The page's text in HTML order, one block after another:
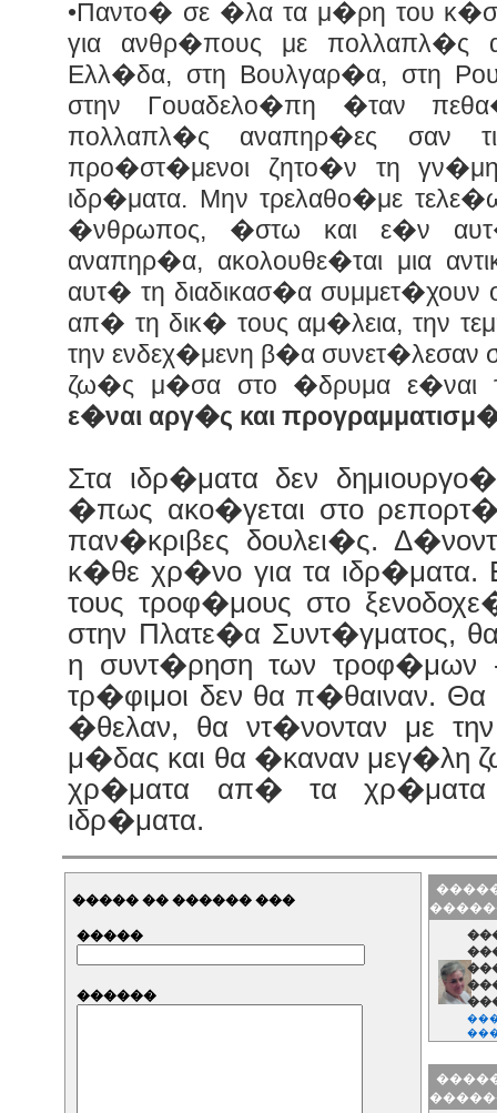
•Παντο� σε �λα τα μ�ρη του
για ανθρ�πους με πολλαπλ�ς
Ελλ�δα, στη Βουλγαρ�α, στη
στην Γουαδελο�πη �ταν
πολλαπλ�ς αναπηρ�ες σαν
προ�στ�μενοι ζητο�ν τη
ιδρ�ματα. Μην τρελαθο�με
�νθρωπος, �στω και ε�ν
αναπηρ�α, ακολουθε�ται μια
αυτ� τη διαδικασ�α συμμετ�χουν
απ� τη δικ� τους αμ�λεια, την
την ενδεχ�μενη β�α συνετ�λεσαν
ζω�ς μ�σα στο �δρυμα ε�ναι
ε�ναι αργ�ς και
Στα ιδρ�ματα δεν
�πως ακο�γεται στο
παν�κριβες δουλει�ς.
κ�θε χρ�νο για τα
τους τροφ�μους στο
στην Πλατε�α Συντ�γματος,
η συντ�ρηση των τροφ�μων -
τρ�φιμοι δεν θα π�θαιναν.
�θελαν, θα ντ�νονταν με
μ�δας και θα �καναν μεγ�λη
χρ�ματα απ� τα χρ�ματα
ιδρ�ματα.
����� �� ������ ���
�����
������